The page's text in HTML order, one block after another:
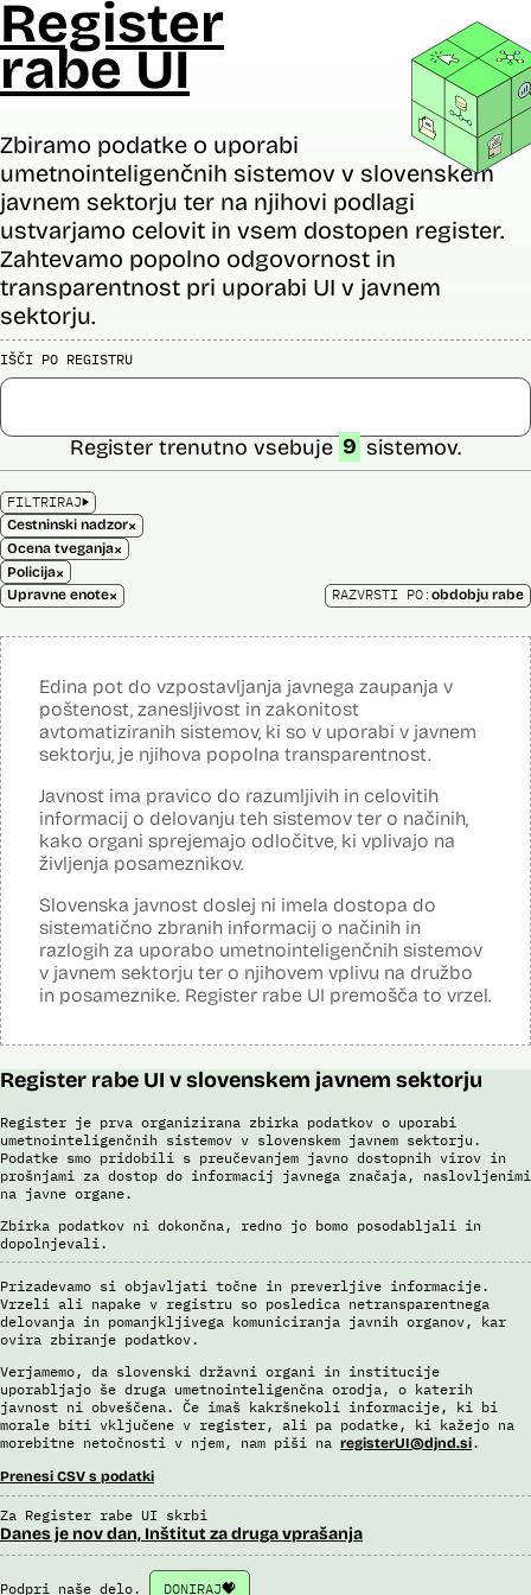
Register
rabe UI
Zbiramo podatke o uporabi
umetnointeligenčnih sistemov v slovenskem
javnem sektorju ter na njihovi podlagi
ustvarjamo celovit in vsem dostopen register.
Zahtevamo popolno odgovornost in
transparentnost pri uporabi UI v javnem
sektorju.
IŠČI PO REGISTRU
FILTRIRAJ
Cestninski nadzor×
Ocena tveganja×
Policija×
Upravne enote×
Register trenutno vsebuje 9 sistemov.
RAZVRSTI PO:obdobju rabe
Edina pot do vzpostavljanja javnega zaupanja v
poštenost, zanesljivost in zakonitost
avtomatiziranih sistemov, ki so v uporabi v javnem
sektorju, je njihova popolna transparentnost.
Javnost ima pravico do razumljivih in celovitih
informacij o delovanju teh sistemov ter o načinih,
kako organi sprejemajo odločitve, ki vplivajo na
življenja posameznikov.
Slovenska javnost doslej ni imela dostopa do
sistematično zbranih informacij o načinih in
razlogih za uporabo umetnointeligenčnih sistemov
v javnem sektorju ter o njihovem vplivu na družbo
in posameznike. Register rabe UI premošča to vrzel.
Register rabe UI v slovenskem javnem sektorju
Register je prva organizirana zbirka podatkov o uporabi
umetnointeligenčnih sistemov v slovenskem javnem sektorju.
Podatke smo pridobili s preučevanjem javno dostopnih virov in
prošnjami za dostop do informacij javnega značaja, naslovljenimi
na javne organe.
Zbirka podatkov ni dokončna, redno jo bomo posodabljali in
dopolnjevali.
Prizadevamo si objavljati točne in preverljive informacije.
Vrzeli ali napake v registru so posledica netransparentnega
delovanja in pomanjkljivega komuniciranja javnih organov, kar
ovira zbiranje podatkov.
Verjamemo, da slovenski državni organi in institucije
uporabljajo še druga umetnointeligenčna orodja, o katerih
javnost ni obveščena. Če imaš kakršnekoli informacije, ki bi
morale biti vključene v register, ali pa podatke, ki kažejo na
morebitne netočnosti v njem, nam piši na registerUI@djnd.si.
Prenesi CSV s podatki
Za Register rabe UI skrbi
Danes je nov dan, Inštitut za druga vprašanja
Podpri naše delo. DONIRAJ